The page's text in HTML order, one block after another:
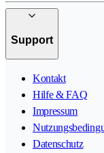
Support
Kontakt
Hilfe & FAQ
Impressum
Datenschutz